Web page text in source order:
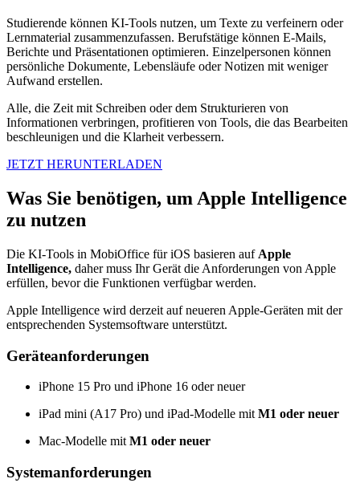
Studierende können KI-Tools nutzen, um Texte zu verfeinern oder
Lernmaterial zusammenzufassen. Berufstätige können E-Mails,
Berichte und Präsentationen optimieren. Einzelpersonen können
persönliche Dokumente, Lebensläufe oder Notizen mit weniger
Aufwand erstellen.
Alle, die Zeit mit Schreiben oder dem Strukturieren von
Informationen verbringen, profitieren von Tools, die das Bearbeiten
beschleunigen und die Klarheit verbessern.
JETZT HERUNTERLADEN
Was Sie benötigen, um Apple Intelligence
zu nutzen
Die KI-Tools in MobiOffice für iOS basieren auf Apple
Intelligence, daher muss Ihr Gerät die Anforderungen von Apple
erfüllen, bevor die Funktionen verfügbar werden.
Apple Intelligence wird derzeit auf neueren Apple-Geräten mit der
entsprechenden Systemsoftware unterstützt.
Geräteanforderungen
iPhone 15 Pro und iPhone 16 oder neuer
iPad mini (A17 Pro) und iPad-Modelle mit M1 oder neuer
Mac-Modelle mit M1 oder neuer
Systemanforderungen